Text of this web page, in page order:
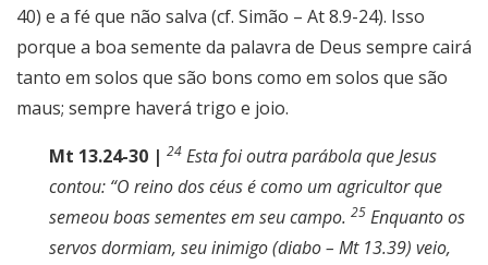
40) e a fé que não salva (cf. Simão – At 8.9-24). Isso
porque a boa semente da palavra de Deus sempre cairá
tanto em solos que são bons como em solos que são
maus; sempre haverá trigo e joio.
Mt 13.24-30 | 24 Esta foi outra parábola que Jesus
contou: “O reino dos céus é como um agricultor que
semeou boas sementes em seu campo. 25 Enquanto os
servos dormiam, seu inimigo (diabo – Mt 13.39) veio,